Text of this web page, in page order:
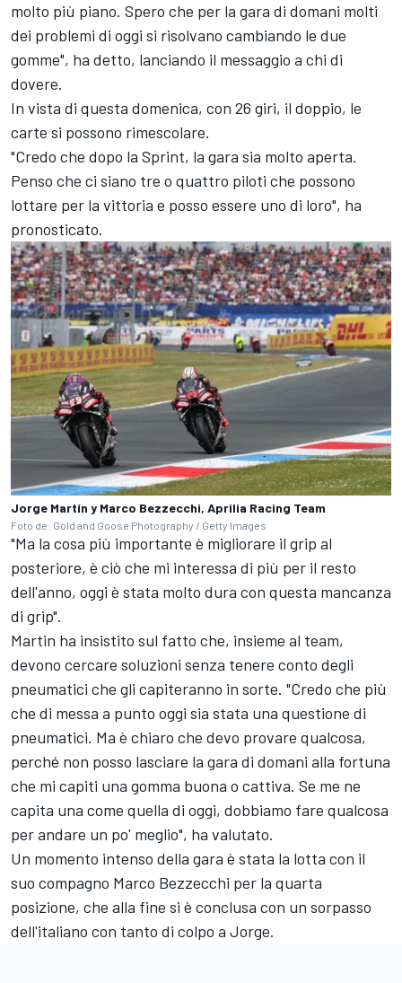
molto più piano. Spero che per la gara di domani molti
dei problemi di oggi si risolvano cambiando le due
gomme", ha detto, lanciando il messaggio a chi di
dovere.
In vista di questa domenica, con 26 giri, il doppio, le
carte si possono rimescolare.
"Credo che dopo la Sprint, la gara sia molto aperta.
Penso che ci siano tre o quattro piloti che possono
lottare per la vittoria e posso essere uno di loro", ha
pronosticato.
Jorge Martín y Marco Bezzecchi, Aprilia Racing Team
Foto de: Gold and Goose Photography / Getty Images
"Ma la cosa più importante è migliorare il grip al
posteriore, è ciò che mi interessa di più per il resto
dell'anno, oggi è stata molto dura con questa mancanza
di grip".
Martin ha insistito sul fatto che, insieme al team,
devono cercare soluzioni senza tenere conto degli
pneumatici che gli capiteranno in sorte. "Credo che più
che di messa a punto oggi sia stata una questione di
pneumatici. Ma è chiaro che devo provare qualcosa,
perché non posso lasciare la gara di domani alla fortuna
che mi capiti una gomma buona o cattiva. Se me ne
capita una come quella di oggi, dobbiamo fare qualcosa
per andare un po' meglio", ha valutato.
Un momento intenso della gara è stata la lotta con il
suo compagno Marco Bezzecchi per la quarta
posizione, che alla fine si è conclusa con un sorpasso
dell'italiano con tanto di colpo a Jorge.